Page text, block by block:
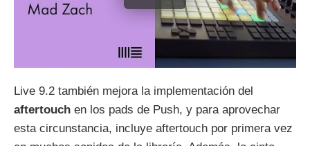
Live 9.2 también mejora la implementación del
aftertouch en los pads de Push, y para aprovechar
esta circunstancia, incluye aftertouch por primera vez